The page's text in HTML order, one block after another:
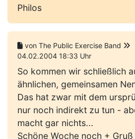
Philos
von The Public Exercise Band
04.02.2004 18:33 Uhr
So kommen wir schließlich
ähnlichen, gemeinsamen
Das hat zwar mit dem
nur noch indirekt zu tun -
macht gar nichts...
Schöne Woche noch +